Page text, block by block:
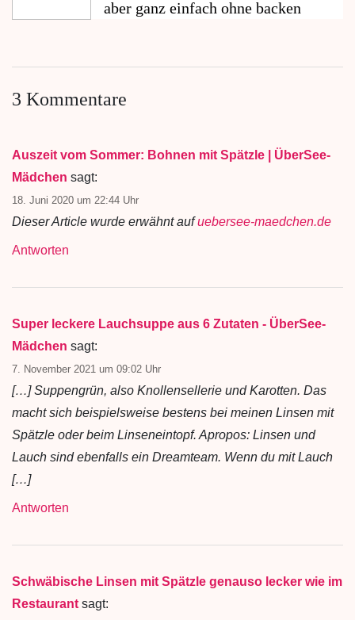
aber ganz einfach ohne backen
3 Kommentare
Auszeit vom Sommer: Bohnen mit Spätzle | ÜberSee-
Mädchen sagt:
18. Juni 2020 um 22:44 Uhr
Dieser Article wurde erwähnt aufuebersee-maedchen.de
Antworten
Super leckere Lauchsuppe aus 6 Zutaten - ÜberSee-
Mädchen sagt:
7. November 2021 um 09:02 Uhr
[…] Suppengrün, also Knollensellerie und Karotten. Das
macht sich beispielsweise bestens bei meinen Linsen mit
Spätzle oder beim Linseneintopf. Apropos: Linsen und
Lauch sind ebenfalls ein Dreamteam. Wenn du mit Lauch
[…]
Antworten
Schwäbische Linsen mit Spätzle genauso lecker wie im
Restaurant sagt: